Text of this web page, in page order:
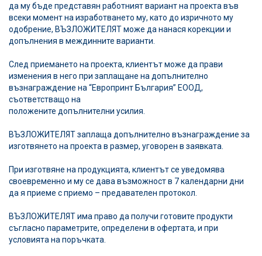
да му бъде представян работният вариант на проекта във
всеки момент на изработването му, като до изричното му
одобрение, ВЪЗЛОЖИТЕЛЯТ може да нанася корекции и
допълнения в междинните варианти.
След приемането на проекта, клиентът може да прави
изменения в него при заплащане на допълнително
възнаграждение на “Европринт България” ЕООД,
съответстващо на
положените допълнителни усилия.
ВЪЗЛОЖИТЕЛЯТ заплаща допълнително възнаграждение за
изготвянето на проекта в размер, уговорен в заявката.
При изготвяне на продукцията, клиентът се уведомява
своевременно и му се дава възможност в 7 календарни дни
да я приеме с приемо – предавателен протокол.
ВЪЗЛОЖИТЕЛЯТ има право да получи готовите продукти
съгласно параметрите, определени в офертата, и при
условията на поръчката.